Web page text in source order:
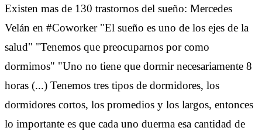
Existen mas de 130 trastornos del sueño: Mercedes
Velán en #Coworker "El sueño es uno de los ejes de la
salud" "Tenemos que preocuparnos por como
dormimos" "Uno no tiene que dormir necesariamente 8
horas (...) Tenemos tres tipos de dormidores, los
dormidores cortos, los promedios y los largos, entonces
lo importante es que cada uno duerma esa cantidad de